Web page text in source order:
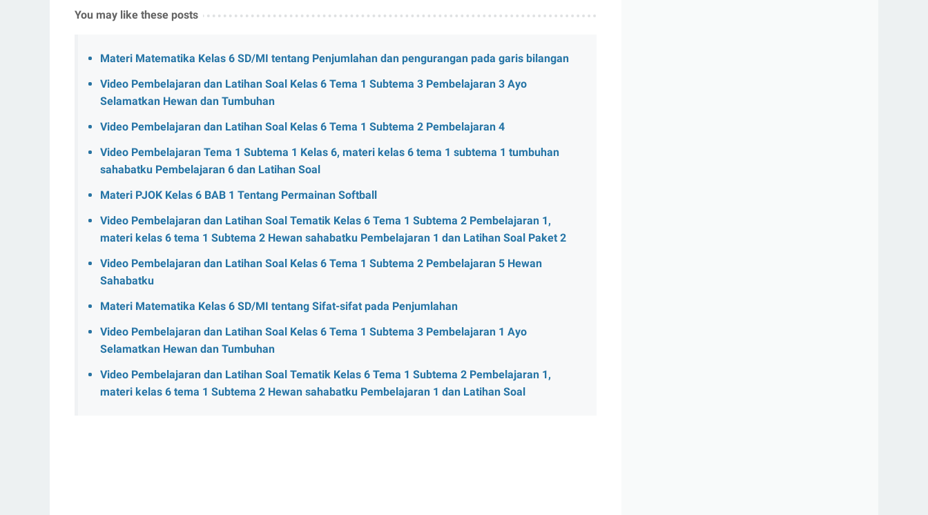
You may like these posts
Materi Matematika Kelas 6 SD/MI tentang Penjumlahan dan pengurangan pada garis bilangan
Video Pembelajaran dan Latihan Soal Kelas 6 Tema 1 Subtema 3 Pembelajaran 3 Ayo
Selamatkan Hewan dan Tumbuhan
Video Pembelajaran dan Latihan Soal Kelas 6 Tema 1 Subtema 2 Pembelajaran 4
Video Pembelajaran Tema 1 Subtema 1 Kelas 6, materi kelas 6 tema 1 subtema 1 tumbuhan
sahabatku Pembelajaran 6 dan Latihan Soal
Materi PJOK Kelas 6 BAB 1 Tentang Permainan Softball
Video Pembelajaran dan Latihan Soal Tematik Kelas 6 Tema 1 Subtema 2 Pembelajaran 1,
materi kelas 6 tema 1 Subtema 2 Hewan sahabatku Pembelajaran 1 dan Latihan Soal Paket 2
Video Pembelajaran dan Latihan Soal Kelas 6 Tema 1 Subtema 2 Pembelajaran 5 Hewan
Sahabatku
Materi Matematika Kelas 6 SD/MI tentang Sifat-sifat pada Penjumlahan
Video Pembelajaran dan Latihan Soal Kelas 6 Tema 1 Subtema 3 Pembelajaran 1 Ayo
Selamatkan Hewan dan Tumbuhan
Video Pembelajaran dan Latihan Soal Tematik Kelas 6 Tema 1 Subtema 2 Pembelajaran 1,
materi kelas 6 tema 1 Subtema 2 Hewan sahabatku Pembelajaran 1 dan Latihan Soal